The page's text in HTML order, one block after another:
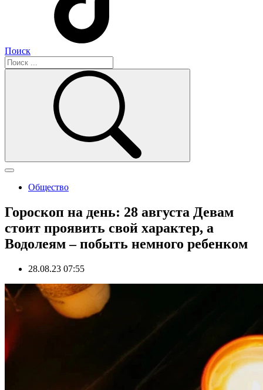
Поиск
Общество
Гороскоп на день: 28 августа Девам
стоит проявить свой характер, а
Водолеям – побыть немного ребенком
28.08.23 07:55